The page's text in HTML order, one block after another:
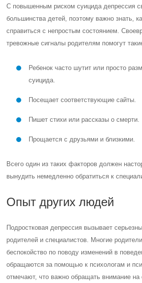
С повышенным риском суицида депрессия
большинства детей, поэтому важно знать,
справиться с непростым состоянием.
тревожные сигналы родителям помогут
Ребенок часто шутит или просто
суицида.
Посещает соответствующие сайты.
Пишет стихи или рассказы о смерти.
Прощается с друзьями и близкими.
Всего один из таких факторов должен
вынудить немедленно обратиться к
Опыт других людей
Подростковая депрессия вызывает
родителей и специалистов. Многие
беспокойство по поводу изменений в
обращаются за помощью к психологам и
отмечают, что важно обращать внимание